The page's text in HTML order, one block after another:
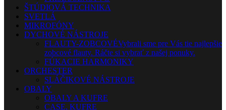
ŠTÚDIOVÁ TECHNIKA
SVETLÁ
MIKROFÓNY
DYCHOVÉ NÁSTROJE
FLAUTY-ZOBCOVÉVybrali sme pre Vás tie najlepšie
zobcové flauty. Ráčte si vybrať z našej ponuky.
FÚKACIE HARMONIKY
ORCHESTER
SLÁČIKOVÉ NÁSTROJE
OBALY
OBALY A KUFRE
CASE, KUFRE